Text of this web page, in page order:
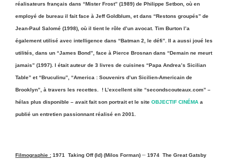
réalisateurs français dans “Mister Frost” (1989) de Philippe Setbon, où en
employé de bureau il fait face à Jeff Goldblum, et dans “Restons groupés” de
Jean-Paul Salomé (1998), où il tient le rôle d’un avocat. Tim Burton l’a
également utilisé avec intelligence dans “Batman 2, le défi”. Il a aussi joué les
utilités, dans un “James Bond”, face à Pierce Brosnan dans “Demain ne meurt
jamais” (1997). l était auteur de 3 livres de cuisines “Papa Andrea’s Sicilian
Table” et “Bruculinu”, “America : Souvenirs d’un Sicilien-Americain de
Brooklyn”, à travers les recettes. ! L’excellent site “secondscouteaux.com” –
hélas plus disponible – avait fait son portraitet le site OBJECTIF CINÉMA a
publié un entretien passionnant réalisé en 2001.
Filmographie : 1971 Taking Off (Id) (Milos Forman) – 1974 The Great Gatsby